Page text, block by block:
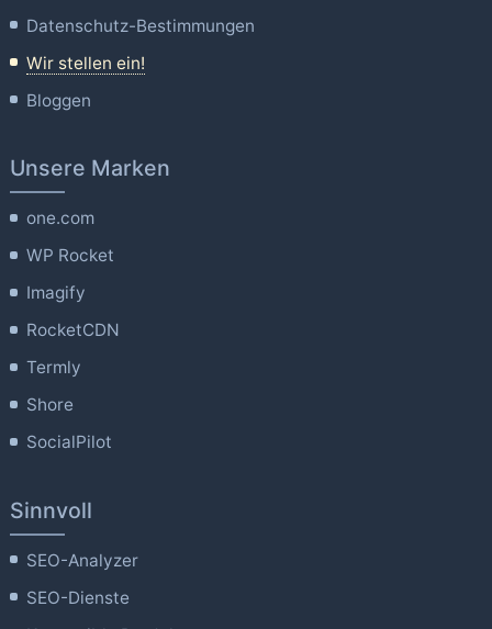
Datenschutz-Bestimmungen
Wir stellen ein!
Bloggen
Unsere Marken
one.com
WP Rocket
Imagify
RocketCDN
Termly
Shore
SocialPilot
Sinnvoll
SEO-Analyzer
SEO-Dienste